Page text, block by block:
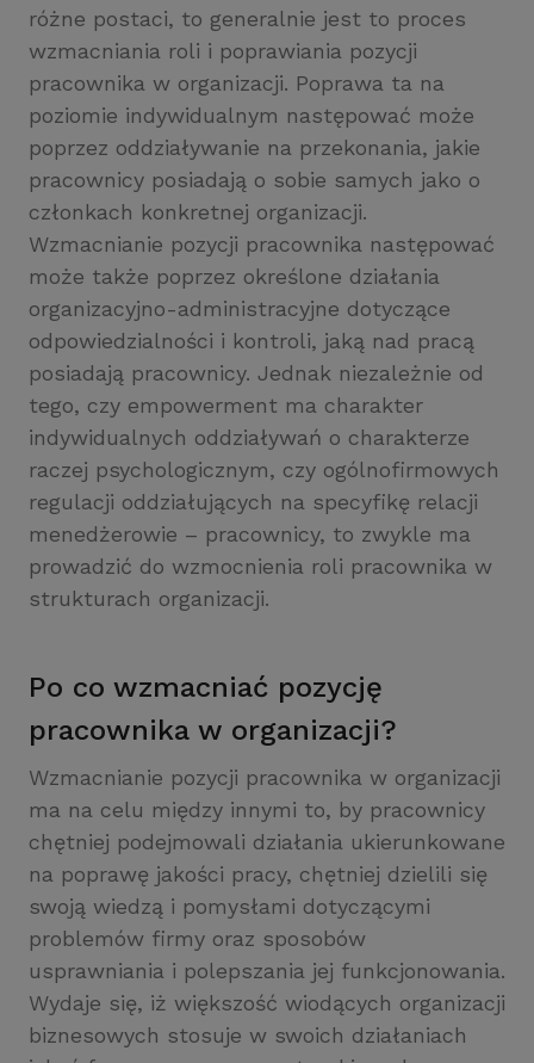
różne postaci, to generalnie jest to proces
wzmacniania roli i poprawiania pozycji
pracownika w organizacji. Poprawa ta na
poziomie indywidualnym następować może
poprzez oddziaływanie na przekonania, jakie
pracownicy posiadają o sobie samych jako o
członkach konkretnej organizacji.
Wzmacnianie pozycji pracownika następować
może także poprzez określone działania
organizacyjno-administracyjne dotyczące
odpowiedzialności i kontroli, jaką nad pracą
posiadają pracownicy. Jednak niezależnie od
tego, czy empowerment ma charakter
indywidualnych oddziaływań o charakterze
raczej psychologicznym, czy ogólnofirmowych
regulacji oddziałujących na specyfikę relacji
menedżerowie – pracownicy, to zwykle ma
prowadzić do wzmocnienia roli pracownika w
strukturach organizacji.
Po co wzmacniać pozycję
pracownika w organizacji?
Wzmacnianie pozycji pracownika w organizacji
ma na celu między innymi to, by pracownicy
chętniej podejmowali działania ukierunkowane
na poprawę jakości pracy, chętniej dzielili się
swoją wiedzą i pomysłami dotyczącymi
problemów firmy oraz sposobów
usprawniania i polepszania jej funkcjonowania.
Wydaje się, iż większość wiodących organizacji
biznesowych stosuje w swoich działaniach